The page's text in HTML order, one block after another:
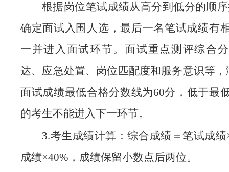
根据岗位笔试成绩从高分到低分的顺
确定面试入围人选，最后一名笔试成绩有
一并进入面试环节。面试重点测评综合
达、应急处置、岗位匹配度和服务意识等，
面试成绩最低合格分数线为60分，低于最
的考生不能进入下一环节。
3.考生成绩计算：综合成绩＝笔试成
成绩×40%，成绩保留小数点后两位。